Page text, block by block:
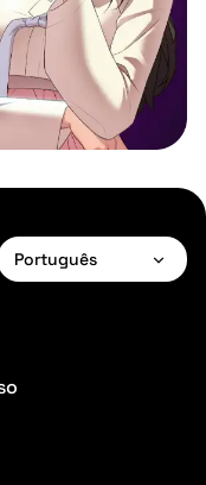
Português
Deutsch